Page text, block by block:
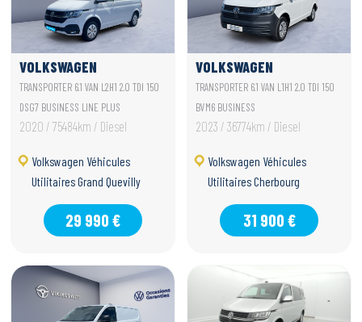
VOLKSWAGEN
UTILITAIRES
TRANSPORTER 6.1 VAN
TRANSPORTER 6.1 VAN L2H1 2.0 TDI 150
DSG7 BUSINESS LINE PLUS
2020 / 75484km / Diesel
Volkswagen Véhicules
Utilitaires Grand Quevilly
29 990 €
VOLKSWAGEN
UTILITAIRES
TRANSPORTER 6.1 VAN
TRANSPORTER 6.1 VAN L1H1 2.0 TDI 150
BVM6 BUSINESS
2023 / 36774km / Diesel
Volkswagen Véhicules
Utilitaires Cherbourg
31 900 €